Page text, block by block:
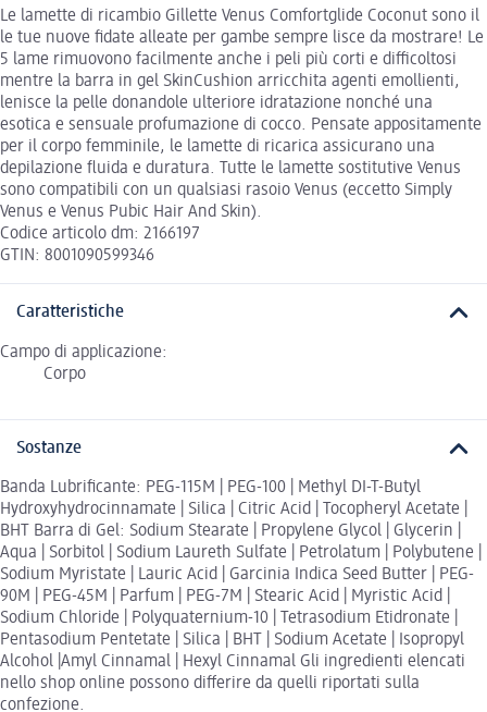
Le lamette di ricambio Gillette Venus Comfortglide Coconut sono il
le tue nuove fidate alleate per gambe sempre lisce da mostrare! Le
5 lame rimuovono facilmente anche i peli più corti e difficoltosi
mentre la barra in gel SkinCushion arricchita agenti emollienti,
lenisce la pelle donandole ulteriore idratazione nonché una
esotica e sensuale profumazione di cocco. Pensate appositamente
per il corpo femminile, le lamette di ricarica assicurano una
depilazione fluida e duratura. Tutte le lamette sostitutive Venus
sono compatibili con un qualsiasi rasoio Venus (eccetto Simply
Venus e Venus Pubic Hair And Skin).
Codice articolo dm: 2166197
GTIN: 8001090599346
Caratteristiche
Campo di applicazione:
Corpo
Sostanze
Banda Lubrificante: PEG-115M | PEG-100 | Methyl DI-T-Butyl
Hydroxyhydrocinnamate | Silica | Citric Acid | Tocopheryl Acetate |
BHT Barra di Gel: Sodium Stearate | Propylene Glycol | Glycerin |
Aqua | Sorbitol | Sodium Laureth Sulfate | Petrolatum | Polybutene |
Sodium Myristate | Lauric Acid | Garcinia Indica Seed Butter | PEG-
90M | PEG-45M | Parfum | PEG-7M | Stearic Acid | Myristic Acid |
Sodium Chloride | Polyquaternium-10 | Tetrasodium Etidronate |
Pentasodium Pentetate | Silica | BHT | Sodium Acetate | Isopropyl
Alcohol |Amyl Cinnamal | Hexyl Cinnamal Gli ingredienti elencati
nello shop online possono differire da quelli riportati sulla
confezione.